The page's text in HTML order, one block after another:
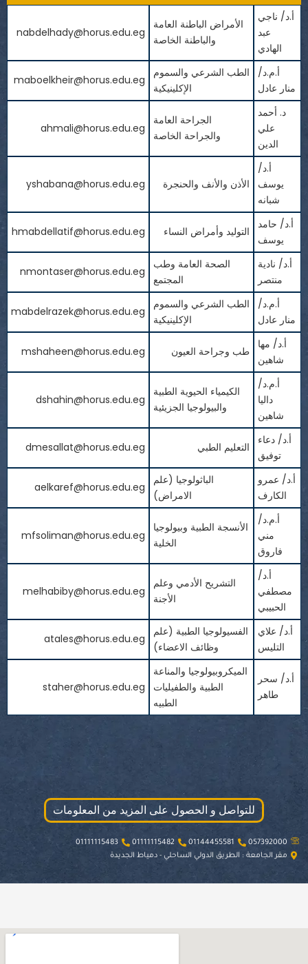
أ.د/ ناجي
عبد
الهادي
الأمراض الباطنة العامة
والباطنة الخاصة
nabdelhady@horus.edu.eg
أ.م.د/
منار عادل
الطب الشرعي والسموم
الإكلينيكية
maboelkheir@horus.edu.eg
د. أحمد
علي
الدين
الجراحة العامة
والجراحة الخاصة
ahmali@horus.edu.eg
أ.د/
يوسف
شبانه
الأذن والأنف والحنجرة yshabana@horus.edu.eg
أ.د/ حامد
يوسف
التوليد وأمراض النساء hmabdellatif@horus.edu.eg
أ.د/ نادية
منتصر
الصحة العامة وطب
المجتمع
nmontaser@horus.edu.eg
أ.م.د/
منار عادل
الطب الشرعي والسموم
الإكلينيكية
mabdelrazek@horus.edu.eg
أ.د/ مها
شاهين
طب وجراحة العيون mshaheen@horus.edu.eg
أ.م.د/
داليا
شاهين
الكيمياء الحيوية الطبية
والبيولوجيا الجزيئية
dshahin@horus.edu.eg
أ.د/ دعاء
توفيق
التعليم الطبي dmesallat@horus.edu.eg
أ.د/ عمرو
الكارف
الباثولوجيا (علم
الامراض)
aelkaref@horus.edu.eg
أ.م.د/
مني
فاروق
الأنسجة الطبية وبيولوجيا
الخلية
mfsoliman@horus.edu.eg
أ.د/
مصطفي
الحبيبي
التشريح الأدمي وعلم
الأجنة
melhabiby@horus.edu.eg
أ.د/ علاي
التليس
الفسيولوجيا الطبية (علم
وظائف الاعضاء)
atales@horus.edu.eg
أ.د/ سحر
طاهر
الميكروبيولوجيا والمناعة
الطبية والطفيليات
الطبيه
staher@horus.edu.eg
للتواصل و الحصول على المزيد من المعلومات
057392000
01144455581
01111115482
01111115483
مقر الجامعة : الطريق الدولي الساحلي - دمياط الجديدة